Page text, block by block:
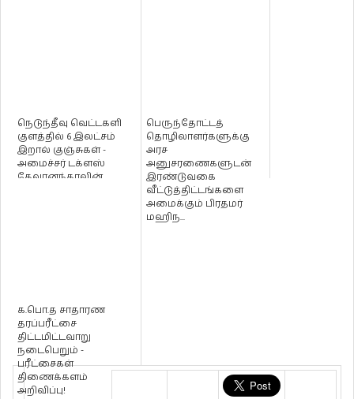
நெடுந்தீவு வெட்டகளி
குளத்தில் 6 இலட்சம்
இறால் குஞ்சுகள் -
அமைச்சர் டக்ளஸ்
தேவானந்தாவின்
பெருந்தோட்டத்
தொழிலாளர்களுக்கு
அரச
அனுசரணைகளுடன்
இரண்டுவகை
வீட்டுத்திட்டங்களை
அமைக்கும் பிரதமர்
மஹிந...
க.பொ.த சாதாரண
தரப்பரீட்சை
திட்டமிட்டவாறு
நடைபெறும் -
பரீட்சைகள்
திணைக்களம்
அறிவிப்பு!